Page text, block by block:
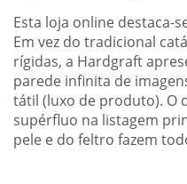
Esta loja online destaca-
Em vez do tradicional
rígidas, a Hardgraft
parede infinita de
tátil (luxo de produto). O
supérfluo na listagem
pele e do feltro fazem